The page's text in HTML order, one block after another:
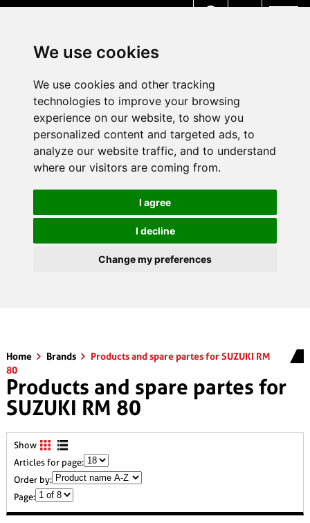
We use cookies
We use cookies and other tracking
technologies to improve your browsing
experience on our website, to show you
personalized content and targeted ads, to
analyze our website traffic, and to understand
where our visitors are coming from.
I agree
I decline
Change my preferences
Home Brands
Products and spare partes for SUZUKI RM
80
Products and spare partes for
SUZUKI RM 80
Show
Articles for page:
Order by:
Page: